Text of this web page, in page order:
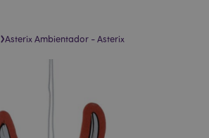
›Asterix Ambientador - Asterix